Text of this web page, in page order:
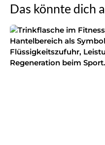
Das könnte dich